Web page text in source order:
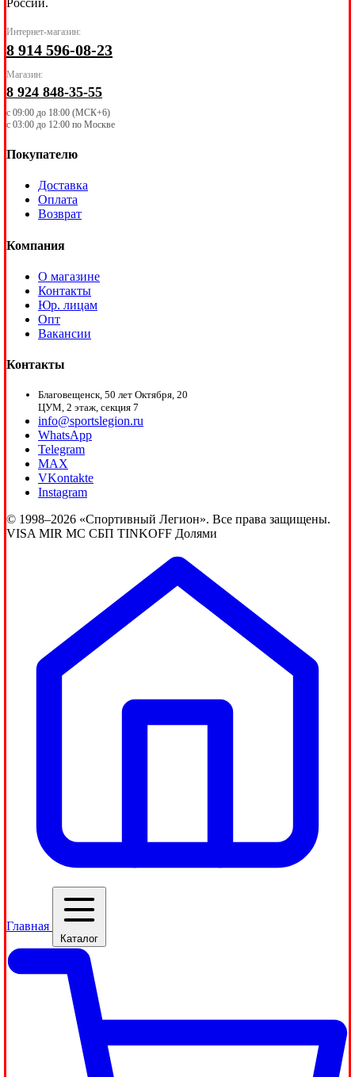
Интернет-магазин:
8 914 596-08-23
Магазин:
8 924 848-35-55
с 09:00 до 18:00 (МСК+6)
с 03:00 до 12:00 по Москве
Покупателю
Доставка
Оплата
Возврат
Компания
О магазине
Контакты
Юр. лицам
Опт
Вакансии
Контакты
Благовещенск, 50 лет Октября, 20
ЦУМ, 2 этаж, секция 7
info@sportslegion.ru
WhatsApp
Telegram
MAX
VKontakte
Instagram
© 1998–2026 «Спортивный Легион». Все права защищены.
VISA MIR MC СБП TINKOFF Долями
Главная
Каталог